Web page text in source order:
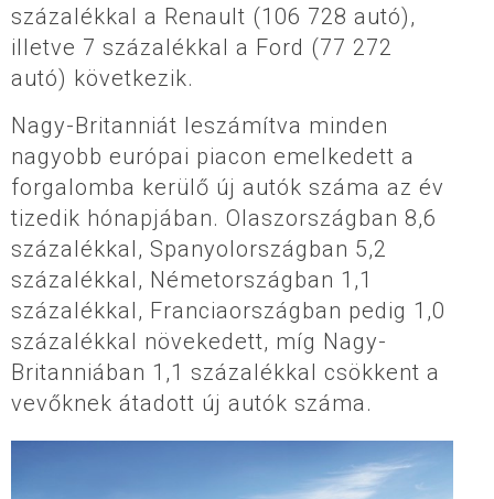
százalékkal a Renault (106 728 autó),
illetve 7 százalékkal a Ford (77 272
autó) következik.
Nagy-Britanniát leszámítva minden
nagyobb európai piacon emelkedett a
forgalomba kerülő új autók száma az év
tizedik hónapjában. Olaszországban 8,6
százalékkal, Spanyolországban 5,2
százalékkal, Németországban 1,1
százalékkal, Franciaországban pedig 1,0
százalékkal növekedett, míg Nagy-
Britanniában 1,1 százalékkal csökkent a
vevőknek átadott új autók száma.